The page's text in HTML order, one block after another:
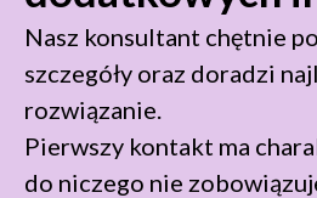
Nasz konsultant chętnie
szczegóły oraz doradzi
rozwiązanie.
Pierwszy kontakt ma
do niczego nie